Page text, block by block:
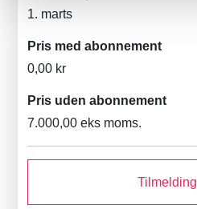
1. marts
Pris med abonnement
0,00 kr
Pris uden abonnement
7.000,00 eks moms.
Tilmelding